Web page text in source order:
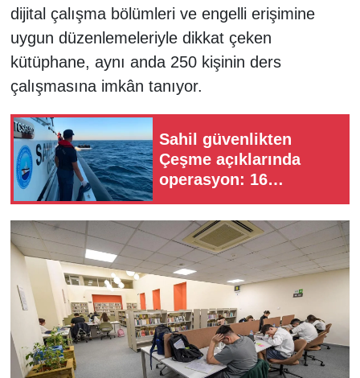
dijital çalışma bölümleri ve engelli erişimine
uygun düzenlemeleriyle dikkat çeken
kütüphane, aynı anda 250 kişinin ders
çalışmasına imkân tanıyor.
Sahil güvenlikten
Çeşme açıklarında
operasyon: 16
kurtarıldı